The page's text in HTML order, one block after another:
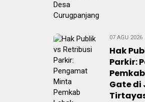
07 AGU 2026
Hak
Parkir:
Gate di